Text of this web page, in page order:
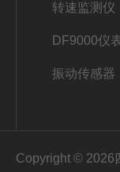
转速监测仪
DF9000仪
振动传感器
Copyright © 2026